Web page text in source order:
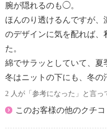
腕が隠れるのも◯。
ほんのり透けるんですが
のデザインに気を配れば、
た。
綿でサラッとしていて、夏
冬はニットの下にも、冬の
2 人が「参考になった」と言っ
このお客様の他のクチ